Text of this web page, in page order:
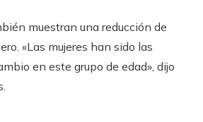
muestran una reducción de
«Las mujeres han sido las
en este grupo de edad», dijo